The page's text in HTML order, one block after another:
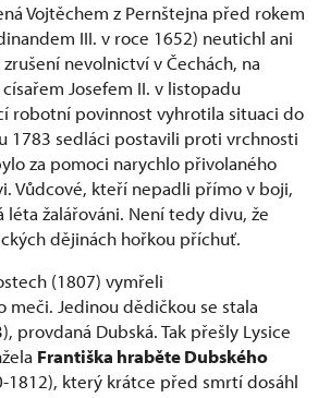
Vojtěchem z Pernštejna před rokem
III. v roce 1652) neutichl ani
nevolnictví v Čechách, na
Josefem II. v listopadu
robotní povinnost vyhrotila situaci do
1783 sedláci postavili proti vrchnosti
za pomoci narychlo přivolaného
Vůdcové, kteří nepadli přímo v boji,
žalářováni. Není tedy divu, že
dějinách hořkou příchuť.
(1807) vymřeli
meči. Jedinou dědičkou se stala
provdaná Dubská. Tak přešly Lysice
Františka hraběte Dubského
1812), který krátce před smrtí dosáhl